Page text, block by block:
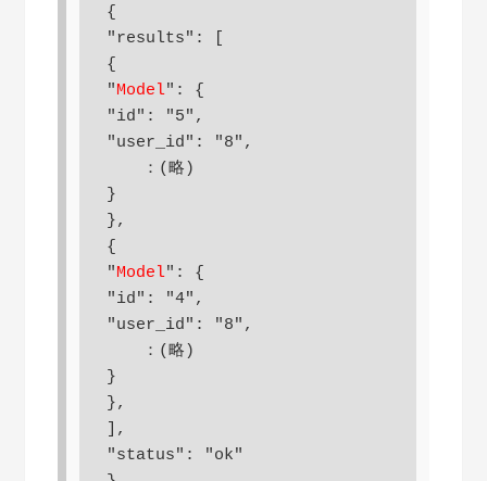
{
"results": [
{
"Model": {
"id": "5",
"user_id": "8",
：(略)
}
},
{
"Model": {
"id": "4",
"user_id": "8",
：(略)
}
},
],
"status": "ok"